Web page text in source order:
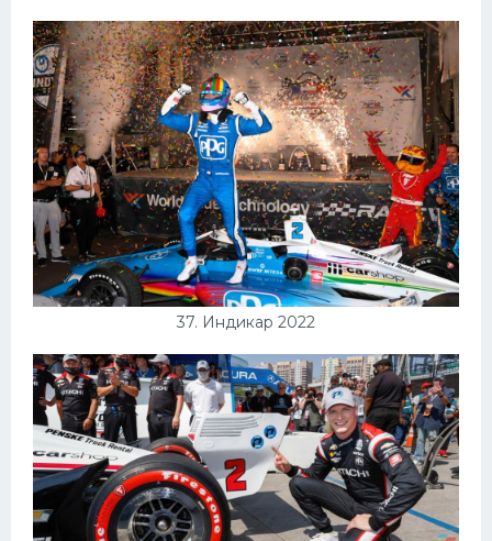
37. Индикар 2022